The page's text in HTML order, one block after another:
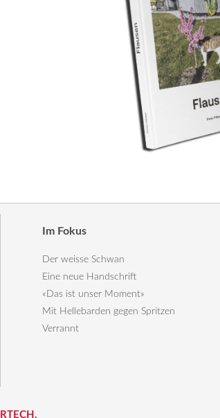
Im Fokus
Der weisse Schwan
Eine neue Handschrift
«Das ist unser Moment»
Mit Hellebarden gegen Spritzen
Verrannt
IRTECH .